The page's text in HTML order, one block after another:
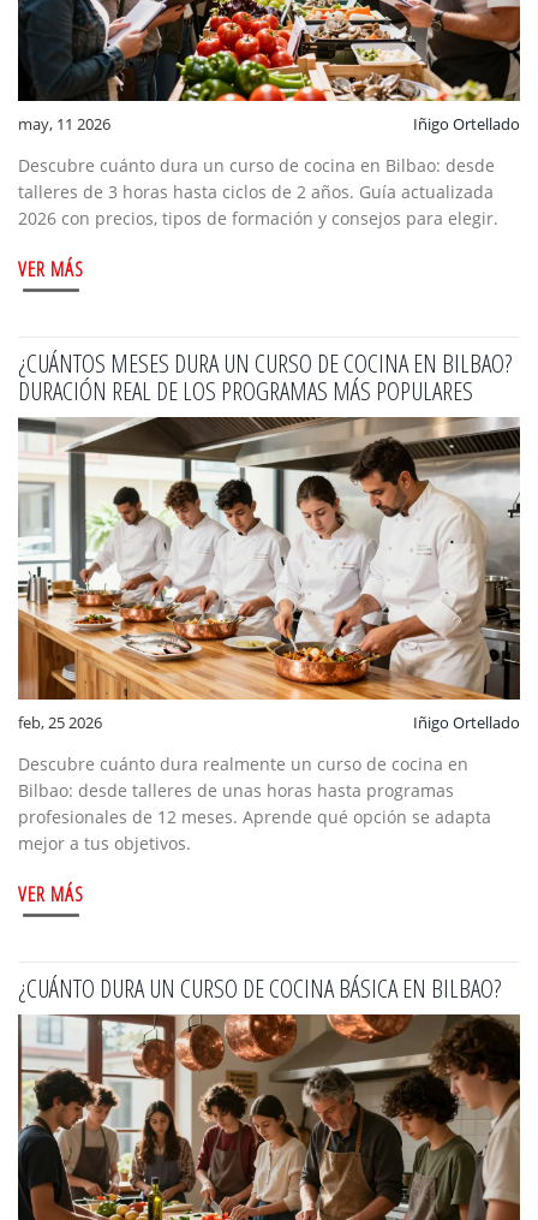
may, 11 2026 Iñigo Ortellado
Descubre cuánto dura un curso de cocina en Bilbao: desde
talleres de 3 horas hasta ciclos de 2 años. Guía actualizada
2026 con precios, tipos de formación y consejos para elegir.
VER MÁS
¿CUÁNTOS MESES DURA UN CURSO DE COCINA EN BILBAO?
DURACIÓN REAL DE LOS PROGRAMAS MÁS POPULARES
feb, 25 2026 Iñigo Ortellado
Descubre cuánto dura realmente un curso de cocina en
Bilbao: desde talleres de unas horas hasta programas
profesionales de 12 meses. Aprende qué opción se adapta
mejor a tus objetivos.
VER MÁS
¿CUÁNTO DURA UN CURSO DE COCINA BÁSICA EN BILBAO?